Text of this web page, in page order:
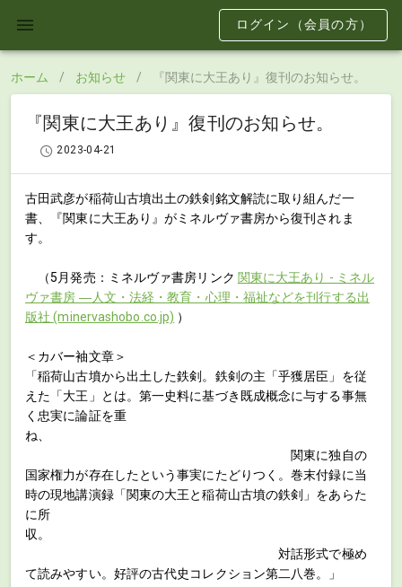
ログイン（会員の方）
ホーム / お知らせ / 『関東に大王あり』復刊のお知らせ。
『関東に大王あり』復刊のお知らせ。
2023-04-21
古田武彦が稲荷山古墳出土の鉄剣銘文解読に取り組んだ一
書、『関東に大王あり』がミネルヴァ書房から復刊されま
す。
（5月発売：ミネルヴァ書房リンク 関東に大王あり - ミネル
ヴァ書房 ―人文・法経・教育・心理・福祉などを刊行する出
版社 (minervashobo.co.jp) ）
＜カバー袖文章＞
「稲荷山古墳から出土した鉄剣。鉄剣の主「乎獲居臣」を従
えた「大王」とは。第一史料に基づき既成概念に与する事無
く忠実に論証を重
ね、
関東に独自の
国家権力が存在したという事実にたどりつく。巻末付録に当
時の現地講演録「関東の大王と稲荷山古墳の鉄剣」をあらた
に所
収。
対話形式で極め
て読みやすい。好評の古代史コレクション第二八巻。」